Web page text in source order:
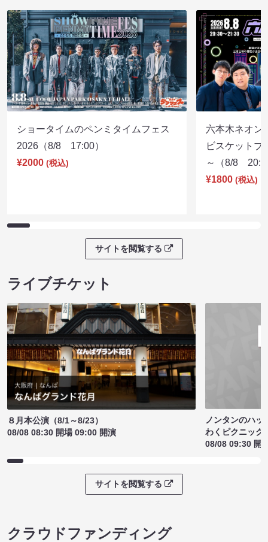
ショータイムのペンミタイムフェス
2026（8/8 17:00）
¥2000 (税込)
六本木ネオン
ビスケットブ
～（8/8
¥1800 (税込)
サイトを閲覧する
ライブチケット
８月本公演（8/1～8/23）
08/08 08:30 開場 09:00 開演
ノンタンのハッ
わくピクニック
08/08 09:30 開
サイトを閲覧する
クラウドファンディング